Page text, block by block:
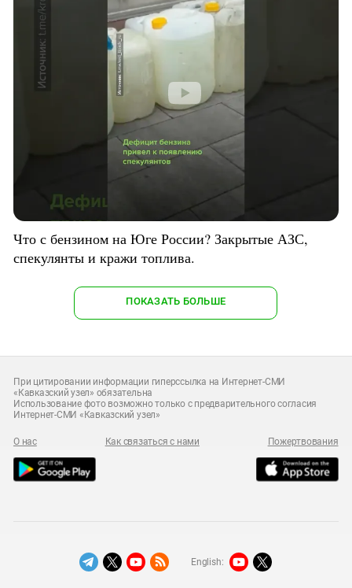
Что с бензином на Юге России? Закрытые АЗС,
спекулянты и кражи топлива.
ПОКАЗАТЬ БОЛЬШЕ
При цитировании информации гиперссылка на Интернет-СМИ
«Кавказский узел» обязательна
Использование фото возможно только с предварительного согласия
Интернет-СМИ «Кавказский узел»
О нас Как связаться с нами Пожертвования
English: